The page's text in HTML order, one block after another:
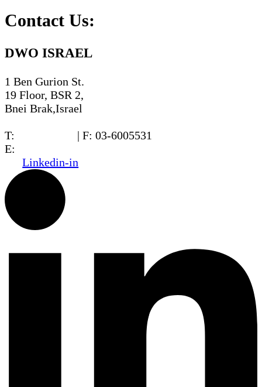
Contact Us:
DWO ISRAEL
1 Ben Gurion St.
19 Floor, BSR 2,
Bnei Brak,Israel
T:
| F: 03-6005531
E:
Linkedin-in